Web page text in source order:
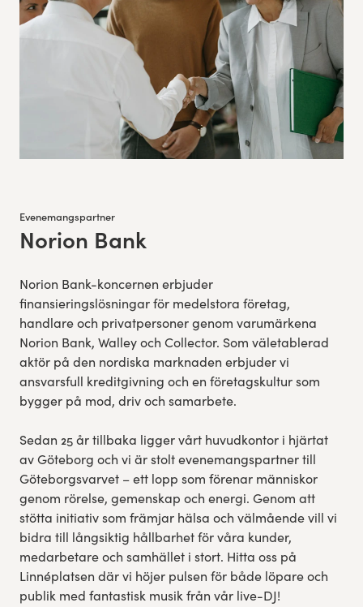
Evenemangspartner
:Norion Bank
Norion Bank-koncernen erbjuder
finansieringslösningar för medelstora företag,
handlare och privatpersoner genom varumärkena
Norion Bank, Walley och Collector. Som väletablerad
aktör på den nordiska marknaden erbjuder vi
ansvarsfull kreditgivning och en företagskultur som
bygger på mod, driv och samarbete.
Sedan 25 år tillbaka ligger vårt huvudkontor i hjärtat
av Göteborg och vi är stolt evenemangspartner till
Göteborgsvarvet – ett lopp som förenar människor
genom rörelse, gemenskap och energi. Genom att
stötta initiativ som främjar hälsa och välmående vill vi
bidra till långsiktig hållbarhet för våra kunder,
medarbetare och samhället i stort. Hitta oss på
Linnéplatsen där vi höjer pulsen för både löpare och
publik med fantastisk musik från vår live-DJ!